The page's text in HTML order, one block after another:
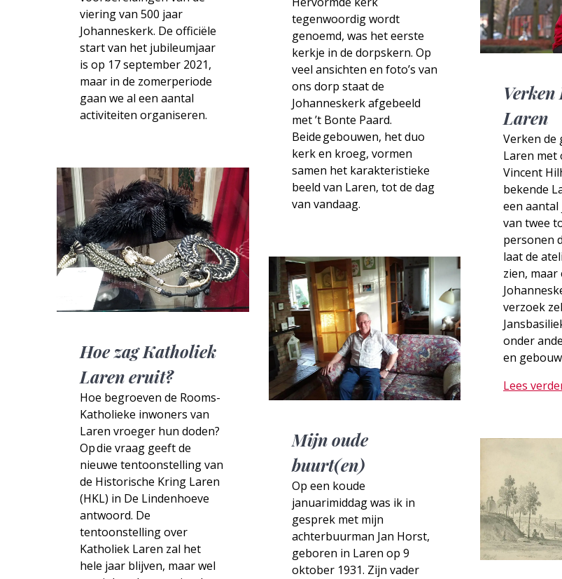
viering van 500 jaar
Johanneskerk. De officiële
start van het jubileumjaar
is op 17 september 2021,
maar in de zomerperiode
gaan we al een aantal
activiteiten organiseren.
tegenwoordig wordt
genoemd, was het eerste
kerkje in de dorpskern. Op
veel ansichten en foto’s van
ons dorp staat de
Johanneskerk afgebeeld
met ’t Bonte Paard.
Beide gebouwen, het duo
kerk en kroeg, vormen
samen het karakteristieke
beeld van Laren, tot de dag
van vandaag.
Laren
Verken de
Laren met
Vincent
bekende
een
van twee
personen
laat de
zien, maar
verzoek
onder
en
Lees
Hoe zag Katholiek
Laren eruit?
Hoe begroeven de Rooms-
Katholieke inwoners van
Laren vroeger hun doden?
Op die vraag geeft de
nieuwe tentoonstelling van
de Historische Kring Laren
(HKL) in De Lindenhoeve
antwoord. De
tentoonstelling over
Katholiek Laren zal het
hele jaar blijven, maar wel
Mijn oude
buurt(en)
Op een koude
januarimiddag was ik in
gesprek met mijn
achterbuurman Jan Horst,
geboren in Laren op 9
oktober 1931. Zijn vader